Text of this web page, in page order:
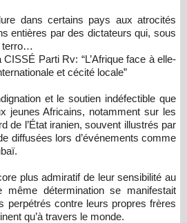
dans certains pays aux atrocités
entières par des dictateurs qui, sous
terro…
Parti Rv: “L’Afrique face à elle-
et cécité locale”
et le soutien indéfectible que
jeunes Africains, notamment sur les
de l’État iranien, souvent illustrés par
diffusées lors d’événements comme
plus admiratif de leur sensibilité au
détermination se manifestait
perpétrés contre leurs propres frères
qu’à travers le monde.